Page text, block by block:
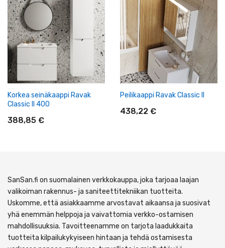
Korkea seinäkaappi Ravak
Classic II 400
388,85 €
Peilikaappi Ravak Classic II
438,22 €
SanSan.fi on suomalainen verkkokauppa, joka tarjoaa laajan
valikoiman rakennus- ja saniteettitekniikan tuotteita.
Uskomme, että asiakkaamme arvostavat aikaansa ja suosivat
yhä enemmän helppoja ja vaivattomia verkko-ostamisen
mahdollisuuksia. Tavoitteenamme on tarjota laadukkaita
tuotteita kilpailukykyiseen hintaan ja tehdä ostamisesta